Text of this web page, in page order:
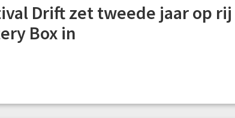
Drift zet tweede jaar op rij
Box in